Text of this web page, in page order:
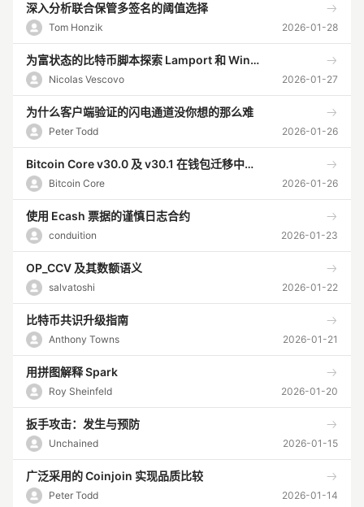
深入分析联合保管多签名的阈值选择
Tom Honzik 2026-01-28
为富状态的比特币脚本探索 Lamport 和 Winternitz 签名
Nicolas Vescovo 2026-01-27
为什么客户端验证的闪电通道没你想的那么难
Peter Todd 2026-01-26
Bitcoin Core v30.0 及 v30.1 在钱包迁移中可能出现误删除错误
Bitcoin Core 2026-01-26
使用 Ecash 票据的谨慎日志合约
conduition 2026-01-23
OP_CCV 及其数额语义
salvatoshi 2026-01-22
比特币共识升级指南
Anthony Towns 2026-01-21
用拼图解释 Spark
Roy Sheinfeld 2026-01-20
扳手攻击：发生与预防
Unchained 2026-01-15
广泛采用的 Coinjoin 实现品质比较
Peter Todd 2026-01-14